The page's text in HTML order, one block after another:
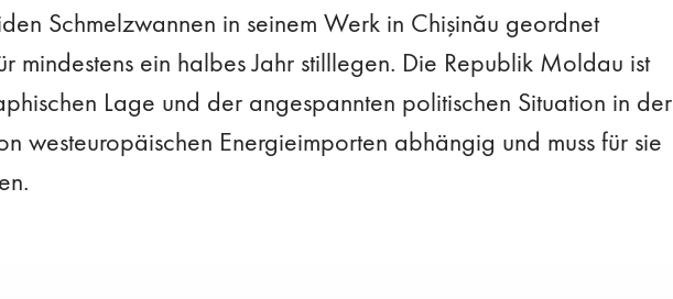
Schmelzwannen in seinem Werk in Chişinău geordnet
mindestens ein halbes Jahr stilllegen. Die Republik Moldau ist
Lage und der angespannten politischen Situation in der
westeuropäischen Energieimporten abhängig und muss für sie